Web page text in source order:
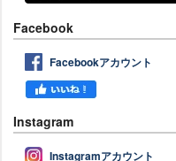
Facebook
Facebookアカウント
Instagram
Instagramアカウント